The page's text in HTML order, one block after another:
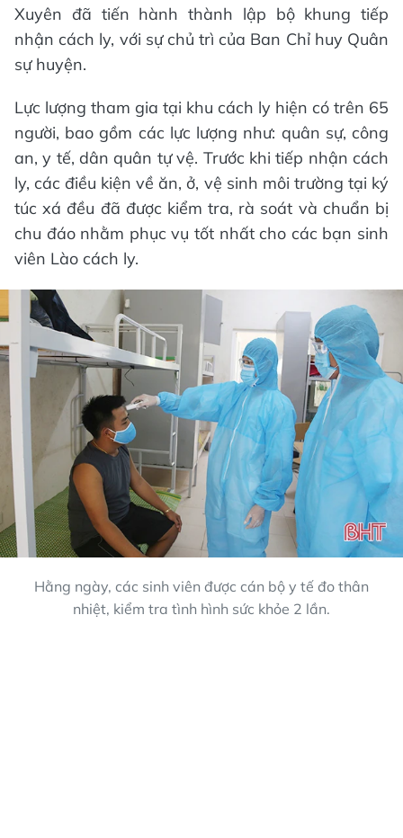
Xuyên đã tiến hành thành lập bộ khung tiếp
nhận cách ly, với sự chủ trì của Ban Chỉ huy Quân
sự huyện.
Lực lượng tham gia tại khu cách ly hiện có trên 65
người, bao gồm các lực lượng như: quân sự, công
an, y tế, dân quân tự vệ. Trước khi tiếp nhận cách
ly, các điều kiện về ăn, ở, vệ sinh môi trường tại ký
túc xá đều đã được kiểm tra, rà soát và chuẩn bị
chu đáo nhằm phục vụ tốt nhất cho các bạn sinh
viên Lào cách ly.
Hằng ngày, các sinh viên được cán bộ y tế đo thân
nhiệt, kiểm tra tình hình sức khỏe 2 lần.